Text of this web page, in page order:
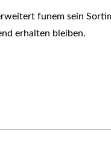
funem sein
erhalten bleiben.